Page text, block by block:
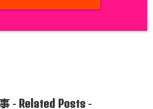
- Related Posts-